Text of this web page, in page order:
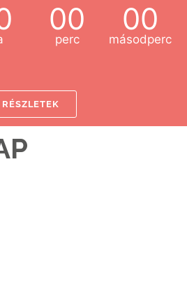
00
perc
00
másodperc
RÉSZLETEK